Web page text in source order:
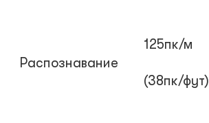
Распознавание
125пк/м
(38пк/фут)